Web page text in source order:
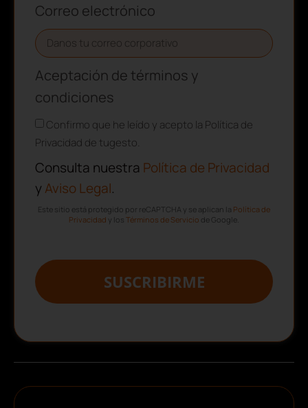
Correo electrónico
Aceptación de términos y
condiciones
Confirmo que he leído y acepto la Política de
Privacidad de tugesto.
Consulta nuestra Política de Privacidad
y Aviso Legal.
Este sitio está protegido por reCAPTCHA y se aplican la Política de
Privacidad y los Términos de Servicio de Google.
SUSCRIBIRME